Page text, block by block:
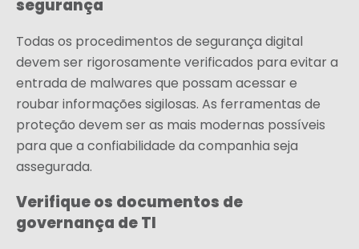
segurança
Todas os procedimentos de segurança digital
devem ser rigorosamente verificados para evitar a
entrada de malwares que possam acessar e
roubar informações sigilosas. As ferramentas de
proteção devem ser as mais modernas possíveis
para que a confiabilidade da companhia seja
assegurada.
Verifique os documentos de
governança de TI